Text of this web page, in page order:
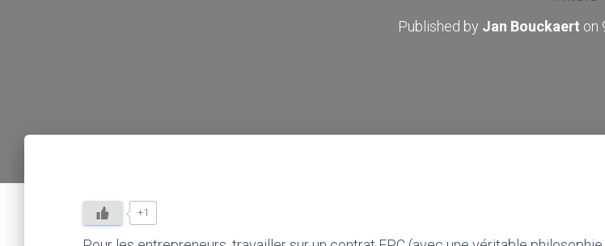
Published by Jan Bouckaert on
+1